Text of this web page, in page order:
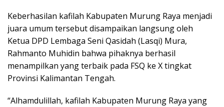
Keberhasilan kafilah Kabupaten Murung Raya menjadi
juara umum tersebut disampaikan langsung oleh
Ketua DPD Lembaga Seni Qasidah (Lasqi) Mura,
Rahmanto Muhidin bahwa pihaknya berhasil
menampilkan yang terbaik pada FSQ ke X tingkat
Provinsi Kalimantan Tengah.
“Alhamdulillah, kafilah Kabupaten Murung Raya yang